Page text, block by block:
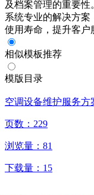
及档案管理的重要
系统专业的解决方
使用寿命，提升客户
相似模板推荐
模版目录
空调设备维护服务方
页数： 229
浏览量： 81
下载量： 15